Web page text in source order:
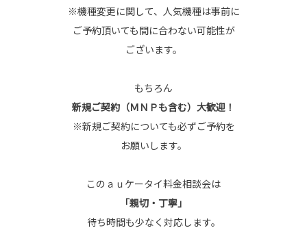
※機種変更に関して、人気機種は事前に
ご予約頂いても間に合わない可能性が
ございます。
もちろん
新規ご契約（ＭＮＰも含む）大歓迎！
※新規ご契約についても必ずご予約を
お願いします。
このａｕケータイ料金相談会は
「親切・丁寧」
待ち時間も少なく対応します。